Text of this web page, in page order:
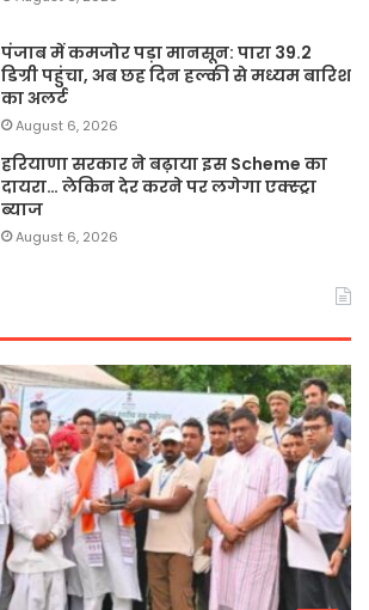
पंजाब में कमजोर पड़ा मानसून: पारा 39.2
डिग्री पहुंचा, अब छह दिन हल्की से मध्यम बारिश
का अलर्ट
August 6, 2026
हरियाणा सरकार ने बढ़ाया इस Scheme का
दायरा… लेकिन देर करने पर लगेगा एक्स्ट्रा
ब्याज
August 6, 2026